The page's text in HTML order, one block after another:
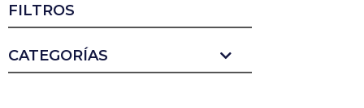
FILTROS
CATEGORÍAS